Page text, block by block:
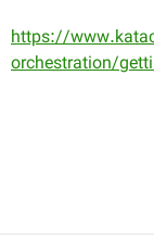
https://
orchestration/